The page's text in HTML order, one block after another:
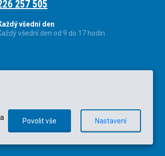
257 505
všední den
všední den od 9 do 17 hodin
Povolit vše Nastavení